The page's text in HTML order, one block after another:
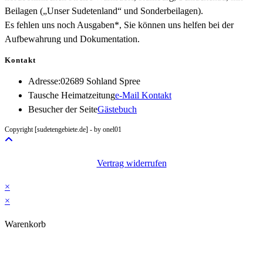
Beilagen („Unser Sudetenland“ und Sonderbeilagen).
Es fehlen uns noch Ausgaben*, Sie können uns helfen bei der
Aufbewahrung und Dokumentation.
Kontakt
Adresse:02689 Sohland Spree
Tausche Heimatzeitunge-Mail KontaktOpens
Besucher der SeiteGästebuch
Copyright [sudetengebiete.de] - by onel01
Vertrag widerrufen
×
×
Warenkorb